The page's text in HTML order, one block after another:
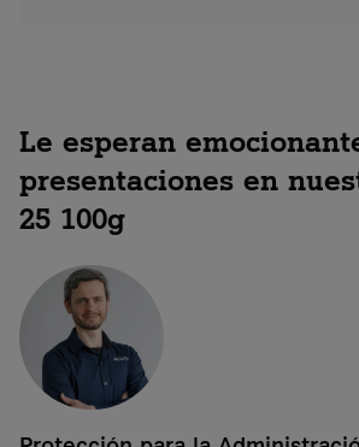
Le esperan
presentaciones en
25 100g